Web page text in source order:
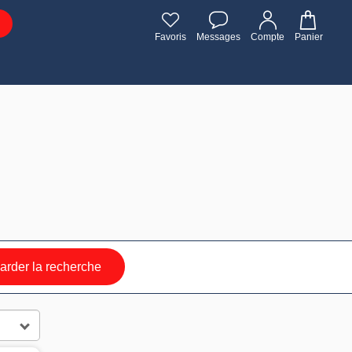
Favoris Messages Compte Panier
la recherche